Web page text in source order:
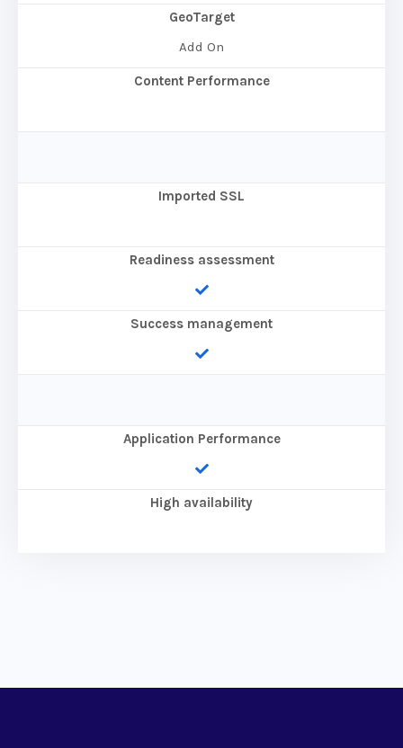
GeoTarget
Add On
Content Performance
Imported SSL
Readiness assessment
Success management
Application Performance
High availability